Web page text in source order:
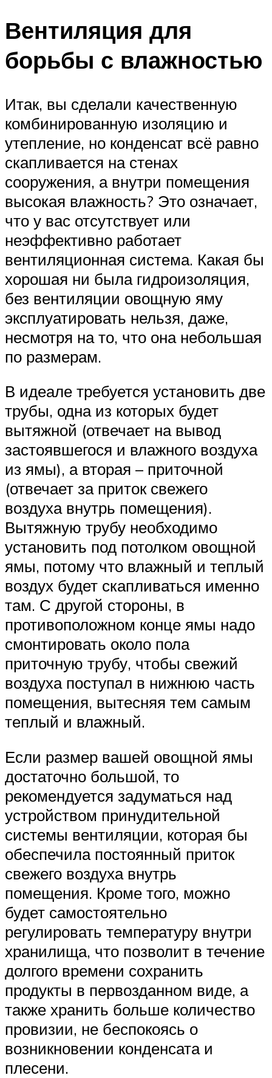
Вентиляция для
борьбы с влажностью
Итак, вы сделали качественную
комбинированную изоляцию и
утепление, но конденсат всё равно
скапливается на стенах
сооружения, а внутри помещения
высокая влажность? Это означает,
что у вас отсутствует или
неэффективно работает
вентиляционная система. Какая бы
хорошая ни была гидроизоляция,
без вентиляции овощную яму
эксплуатировать нельзя, даже,
несмотря на то, что она небольшая
по размерам.
В идеале требуется установить две
трубы, одна из которых будет
вытяжной (отвечает на вывод
застоявшегося и влажного воздуха
из ямы), а вторая – приточной
(отвечает за приток свежего
воздуха внутрь помещения).
Вытяжную трубу необходимо
установить под потолком овощной
ямы, потому что влажный и теплый
воздух будет скапливаться именно
там. С другой стороны, в
противоположном конце ямы надо
смонтировать около пола
приточную трубу, чтобы свежий
воздуха поступал в нижнюю часть
помещения, вытесняя тем самым
теплый и влажный.
Если размер вашей овощной ямы
достаточно большой, то
рекомендуется задуматься над
устройством принудительной
системы вентиляции, которая бы
обеспечила постоянный приток
свежего воздуха внутрь
помещения. Кроме того, можно
будет самостоятельно
регулировать температуру внутри
хранилища, что позволит в течение
долгого времени сохранить
продукты в первозданном виде, а
также хранить больше количество
провизии, не беспокоясь о
возникновении конденсата и
плесени.